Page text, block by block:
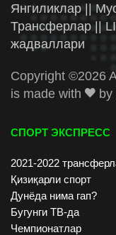
Янгиликлар ||
Трансферлар ||
жадваллари
Copyright ©2026
is made with
by
СПОРТ ЭКСПРЕСС
2021-2022
Қизиқарли спорт
Дунёда нима гап?
Бугунги ТВ-да
Чемпионатлар